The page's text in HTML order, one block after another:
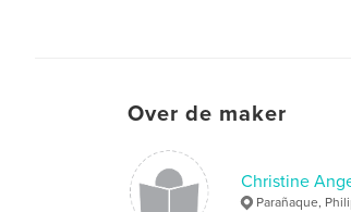
Over de maker
Christine
Parañaque,